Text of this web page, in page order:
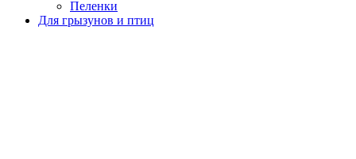
Пеленки
Для грызунов и птиц